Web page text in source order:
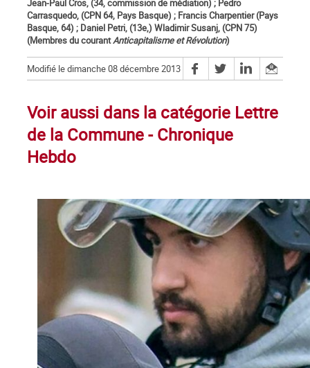
Jean-Paul Cros, (34, commission de médiation) ; Pedro
Carrasquedo, (CPN 64, Pays Basque) ; Francis Charpentier (Pays
Basque, 64) ; Daniel Petri, (13e,) Wladimir Susanj, (CPN 75)
(Membres du courantAnticapitalisme et Révolution)
Modifié le dimanche 08 décembre 2013
Voir aussi dans la catégorie Lettre
de la Commune - Chronique
Hebdo